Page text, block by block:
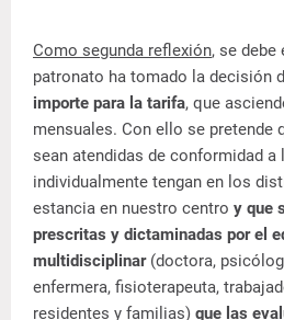
Como segunda reflexión, se debe
patronato ha tomado la decisión
importe para la tarifa, que
mensuales. Con ello se pretende
sean atendidas de conformidad a
individualmente tengan en los
estancia en nuestro centro y que
prescritas y dictaminadas por el
multidisciplinar(doctora,
enfermera, fisioterapeuta,
residentes y familias) que las